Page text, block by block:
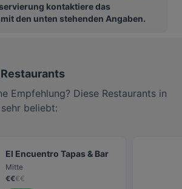
kontaktiere das
den unten stehenden Angaben.
Empfehlung? Diese Restaurants in
beliebt:
El Encuentro Tapas & Bar
Mitte
€€€€